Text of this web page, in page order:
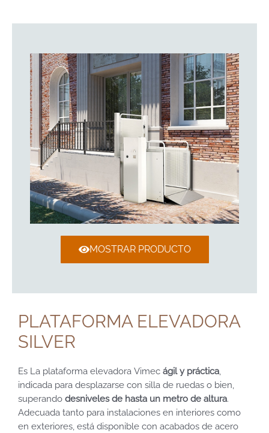
MOSTRAR PRODUCTO
PLATAFORMA ELEVADORA
SILVER
Es La plataforma elevadora Vimec ágil y práctica
indicada para desplazarse con silla de ruedas o bien,
superando desniveles de hasta un metro de altura.
Adecuada tanto para instalaciones en interiores como
en exteriores, está disponible con acabados de acero